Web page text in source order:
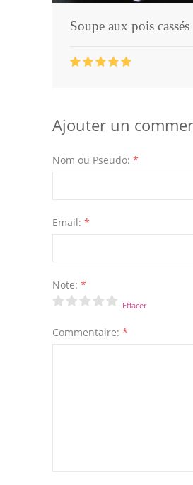
Soupe aux pois cassés
Ajouter un
Nom ou Pseudo: *
Email: *
Note: *
Effacer
Commentaire: *